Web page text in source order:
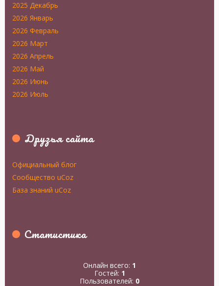
2025 Декабрь
2026 Январь
2026 Февраль
2026 Март
2026 Апрель
2026 Май
2026 Июнь
2026 Июль
Друзья сайта
Официальный блог
Сообщество uCoz
База знаний uCoz
Статистика
Онлайн всего: 1
Гостей: 1
Пользователей: 0